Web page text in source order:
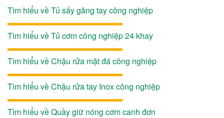
Tìm hiểu về Tủ sấy găng tay công nghiệp
Tìm hiểu về Tủ cơm công nghiệp 24 khay
Tìm hiểu về Chậu rửa mặt đá công nghiệp
Tìm hiểu về Chậu rửa tay Inox công nghiệp
Tìm hiểu về Quầy giữ nóng cơm canh đơn